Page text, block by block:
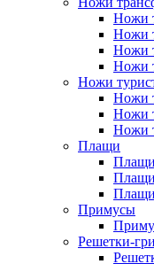
Ножи
Ножи
Ножи
Ножи
Ножи
Ножи
Ножи
Ножи
Плащи
Примусы
Решетки-